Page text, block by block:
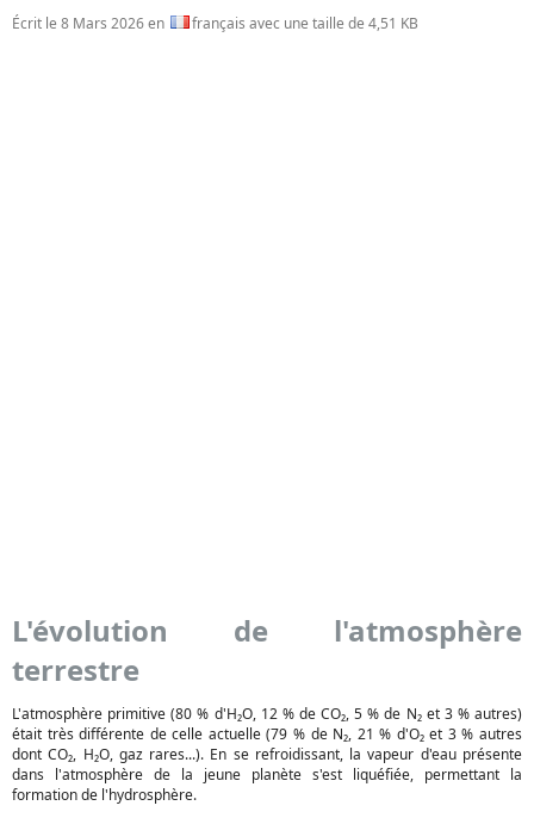
Écrit le 8 Mars 2026en français avec une taille de 4,51 KB
L'évolution de l'atmosphère
terrestre
L'atmosphère primitive (80 % d'H₂O, 12 % de CO₂, 5 % de N₂ et 3 % autres)
était très différente de celle actuelle (79 % de N₂, 21 % d'O₂ et 3 % autres
dont CO₂, H₂O, gaz rares...). En se refroidissant, la vapeur d'eau présente
dans l'atmosphère de la jeune planète s'est liquéfiée, permettant la
formation de l'hydrosphère.